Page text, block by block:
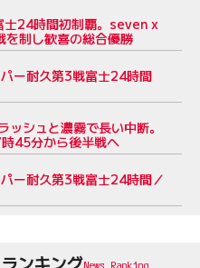
24時間初制覇。seven x
制し歓喜の総合優勝
ー耐久第3戦富士24時間
シュと濃霧で長い中断。
45分から後半戦へ
ー耐久第3戦富士24時間／
ンキング